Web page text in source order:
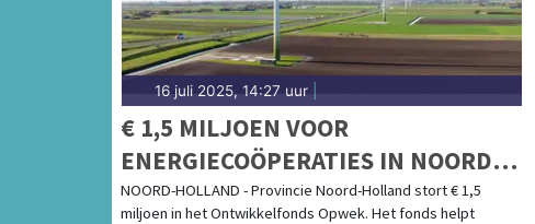
16 juli 2025, 14:27 uur
€ 1,5 MILJOEN VOOR
ENERGIECOÖPERATIES IN NOORD-
HOLLAND
NOORD-HOLLAND - Provincie Noord-Holland stort € 1,5
miljoen in het Ontwikkelfonds Opwek. Het fonds helpt